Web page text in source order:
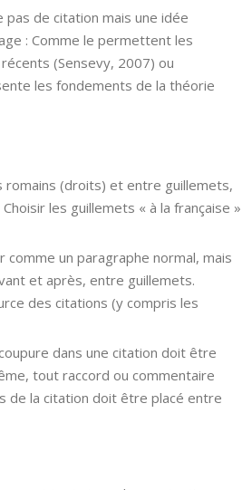
de citation mais une idée
: Comme le permettent les
(Sensevy, 2007) ou
les fondements de la théorie
romains (droits) et entre guillemets,
les guillemets « à la française »
comme un paragraphe normal, mais
et après, entre guillemets.
des citations (y compris les
dans une citation doit être
tout raccord ou commentaire
de la citation doit être placé entre